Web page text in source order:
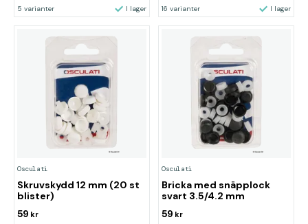
5 varianter I lager 16 varianter I lager
Osculati
Skruvskydd 12 mm (20 st
blister)
59 kr
Osculati
Bricka med snäpplock
svart 3.5/4.2 mm
59 kr